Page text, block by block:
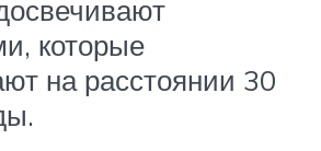
которые
на расстоянии 30